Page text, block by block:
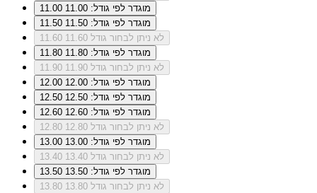
11.00
מוגדר לפי גודל: 11.00
11.50
מוגדר לפי גודל: 11.50
11.60
לא ניתן לבחור גודל 11.60
11.80
מוגדר לפי גודל: 11.80
11.90
לא ניתן לבחור גודל 11.90
12.00
מוגדר לפי גודל: 12.00
12.50
מוגדר לפי גודל: 12.50
12.60
מוגדר לפי גודל: 12.60
12.80
לא ניתן לבחור גודל 12.80
13.00
מוגדר לפי גודל: 13.00
13.40
לא ניתן לבחור גודל 13.40
13.50
מוגדר לפי גודל: 13.50
13.80
לא ניתן לבחור גודל 13.80